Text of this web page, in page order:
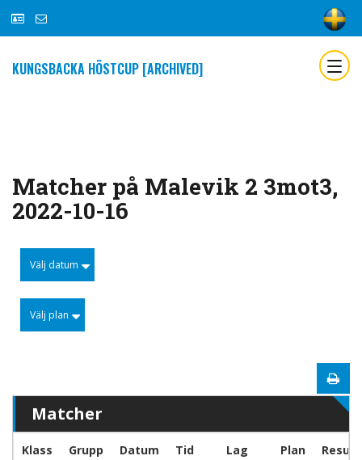
KUNGSBACKA HÖSTCUP [ARCHIVED]
Matcher på Malevik 2 3mot3,
2022-10-16
Välj datum
Välj plan
Matcher
Klass Grupp Datum Tid Lag Plan